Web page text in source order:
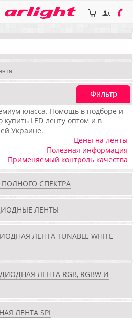
Фильтр
класса. Помощь в подборе и
LED ленту оптом и в
Украине.
Цены на ленты
Полезная информация
Применяемый контроль качества
СПЕКТРА
ЛЕНТЫ
ЛЕНТА TUNABLE WHITE
ЛЕНТА RGB, RGBW И
ЛЕНТА SPI